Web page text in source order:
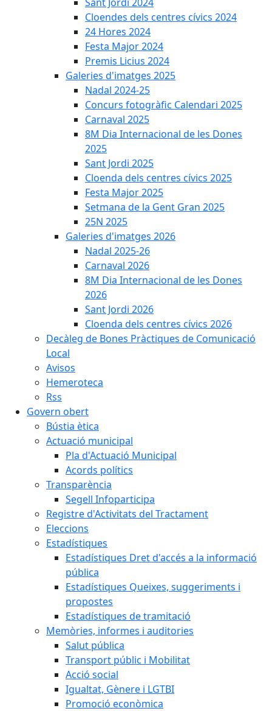
Cloendes dels centres cívics 2024
24 Hores 2024
Festa Major 2024
Premis Licius 2024
Galeries d'imatges 2025
Nadal 2024-25
Concurs fotogràfic Calendari 2025
Carnaval 2025
8M Dia Internacional de les Dones
2025
Sant Jordi 2025
Cloenda dels centres cívics 2025
Festa Major 2025
Setmana de la Gent Gran 2025
25N 2025
Galeries d'imatges 2026
Nadal 2025-26
Carnaval 2026
8M Dia Internacional de les Dones
2026
Sant Jordi 2026
Cloenda dels centres cívics 2026
Decàleg de Bones Pràctiques de Comunicació
Local
Avisos
Hemeroteca
Rss
Govern obert
Bústia ètica
Actuació municipal
Pla d'Actuació Municipal
Acords polítics
Transparència
Segell Infoparticipa
Registre d'Activitats del Tractament
Eleccions
Estadístiques
Estadístiques Dret d'accés a la informació
pública
Estadístiques Queixes, suggeriments i
propostes
Estadístiques de tramitació
Memòries, informes i auditories
Salut pública
Transport públic i Mobilitat
Acció social
Igualtat, Gènere i LGTBI
Promoció econòmica